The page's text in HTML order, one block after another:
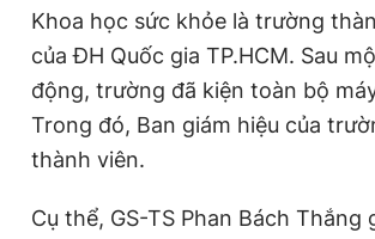
Khoa học sức khỏe là trường
của ĐH Quốc gia TP.HCM. Sau
động, trường đã kiện toàn bộ
Trong đó, Ban giám hiệu của
thành viên.
Cụ thể, GS-TS Phan Bách Thắng